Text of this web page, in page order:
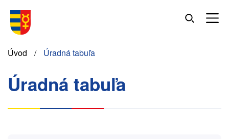
hlavný
Omrvinka
Úvod Úradná tabuľa
Úradná tabuľa